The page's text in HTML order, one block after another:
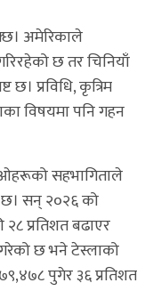
अमेरिकाले
छ तर चिनियाँ
छ। प्रविधि, कृत्रिम
विषयमा पनि गहन
सहभागिताले
छ। सन् २०२६ को
प्रतिशत बढाएर
गरेको छ भने टेस्लाको
पुगेर ३६ प्रतिशत